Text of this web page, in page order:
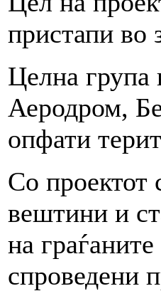
пристапи во
Целна група
Аеродром,
опфати
Со проектот
вештини и
на
спроведени